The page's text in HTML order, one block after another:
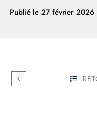
Publié le 27 février 2026